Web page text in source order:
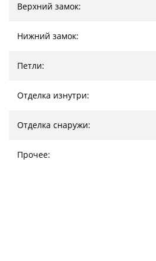
Верхний замок:
Нижний замок:
Петли:
Отделка изнутри:
Отделка снаружи:
Прочее: